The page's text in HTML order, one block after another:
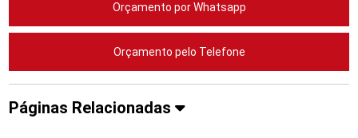
Orçamento por Whatsapp
Orçamento pelo Telefone
Páginas Relacionadas